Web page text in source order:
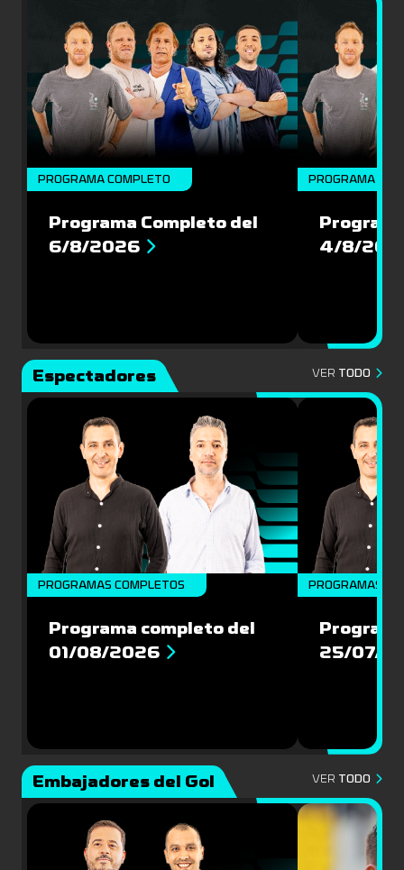
PROGRAMA COMPLETO
Programa Completo del
6/8/2026
PROGRAMA
4/8/
Espectadores VER TODO
PROGRAMAS COMPLETOS
Programa completo del
01/08/2026
PROGRAMAS
25/07/
Embajadores del Gol VER TODO